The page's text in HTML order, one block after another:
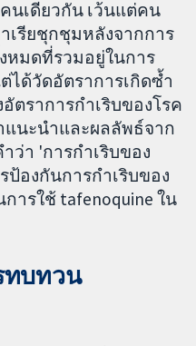
นเดียวกัน เว้นแต่คน
รียชุกชุมหลังจากการ
หมดที่รวมอยู่ในการ
ด้วัดอัตราการเกิดซ้ำ
ตราการกำเริบของโรค
แนะนำและผลลัพธ์จาก
ว่า 'การกำเริบของ
ป้องกันการกำเริบของ
ารใช้ tafenoquine ใน
ทบทวน